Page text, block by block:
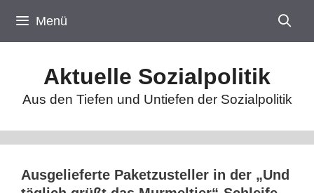
Inhalt
springen
Menü
Aktuelle Sozialpolitik
Aus den Tiefen und Untiefen der Sozialpolitik
Ausgelieferte Paketzusteller in der „Und